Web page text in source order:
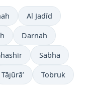
Al Jadīd
Darnah
Sabha
Tājūrā’ Tobruk